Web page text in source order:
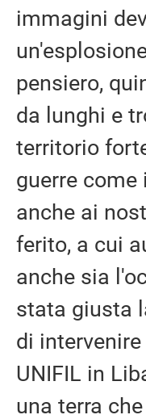
immagini
pensiero,
da lunghi e
territorio
guerre come
anche ai
ferito, a cui
anche sia
stata giusta
di
UNIFIL in
una terra